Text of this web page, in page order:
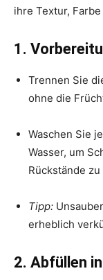
ihre Textur,
1.
Trennen Sie
ohne die
Waschen Sie
Wasser, um
Rückstände
Tipp:
erheblich
2. Abfüllen